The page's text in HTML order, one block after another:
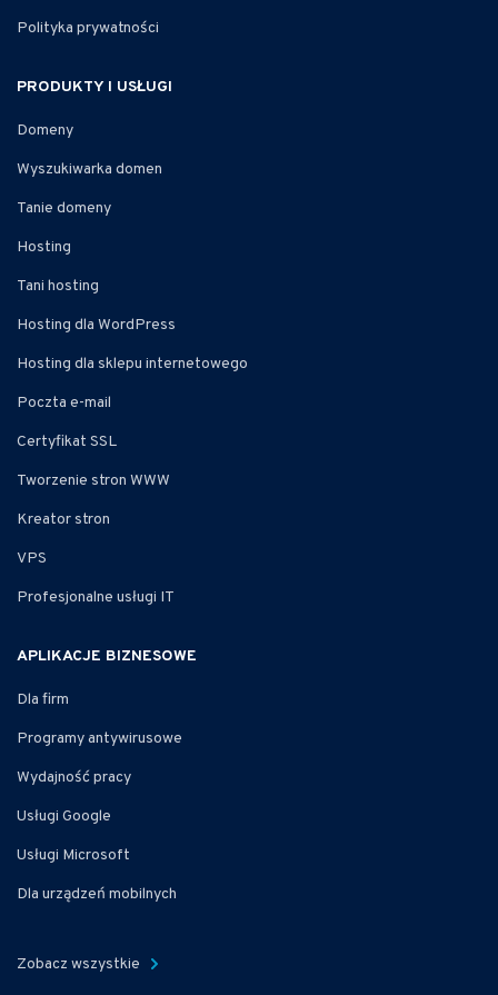
Polityka prywatności
PRODUKTY I USŁUGI
Domeny
Wyszukiwarka domen
Tanie domeny
Hosting
Tani hosting
Hosting dla WordPress
Hosting dla sklepu internetowego
Poczta e-mail
Certyfikat SSL
Tworzenie stron WWW
Kreator stron
VPS
Profesjonalne usługi IT
APLIKACJE BIZNESOWE
Dla firm
Programy antywirusowe
Wydajność pracy
Usługi Google
Usługi Microsoft
Dla urządzeń mobilnych
Zobacz wszystkie